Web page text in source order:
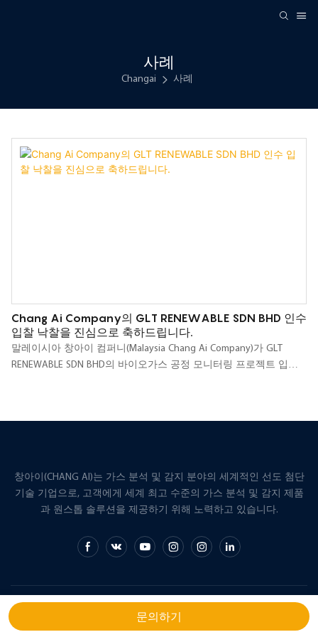
사례
Changai 사례
Chang Ai Company의 GLT RENEWABLE SDN BHD 인수
입찰 낙찰을 진심으로 축하드립니다.
말레이시아 창아이 컴퍼니(Malaysia Chang Ai Company)가 GLT
RENEWABLE SDN BHD의 바이오가스 공정 모니터링 프로젝트 입찰
창아이(CHANG AI)는 가스 분석 및 감지 분야의 세계적인 선도 첨단
기술 기업으로, 고객에게 세계 최고 수준의 가스 분석 및 감지 제품
과 원스톱 솔루션을 제공하기 위해 노력하고 있습니다.
저작권 © 2026 창아이 |
문의하기